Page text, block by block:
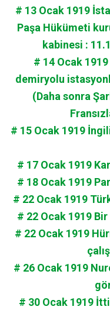
# 13 Ocak 1919
Paşa Hükümeti
kabinesi :
# 14 Ocak
demiryolu
(Daha sonra
# 15 Ocak 1919
# 17 Ocak 1919
# 18 Ocak 1919
# 22 Ocak 1919
# 22 Ocak 1919
# 22 Ocak 1919
# 26 Ocak 1919
# 30 Ocak 1919